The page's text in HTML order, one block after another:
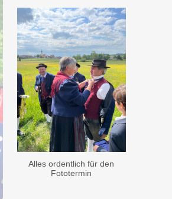
Alles ordentlich für den
Fototermin